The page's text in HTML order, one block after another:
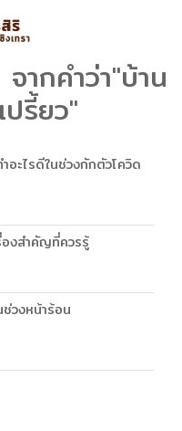
ากคำว่า"บ้าน
ปรี้ยว"
อะไรดีในช่วงกักตัวโควิด
องสำคัญที่ควรรู้
วงหน้าร้อน